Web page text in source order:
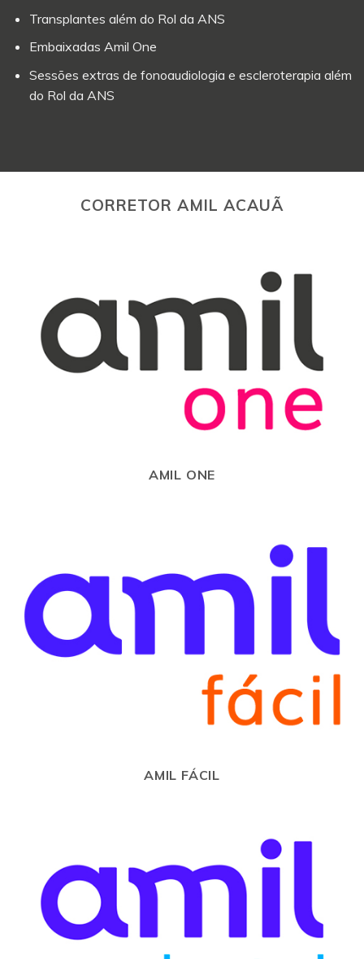
Transplantes além do Rol da ANS
Embaixadas Amil One
Sessões extras de fonoaudiologia e escleroterapia além
do Rol da ANS
CORRETOR AMIL ACAUÃ
AMIL ONE
AMIL FÁCIL